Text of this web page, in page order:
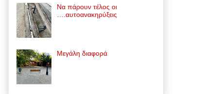
Να πάρουν τέλος οι
….αυτοανακηρύξεις
Μεγάλη διαφορά